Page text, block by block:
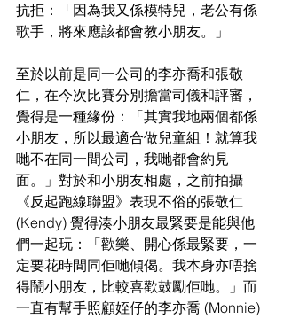
抗拒：「因為我又係模特兒，老公有係
歌手，將來應該都會教小朋友。」
至於以前是同一公司的李亦喬和張敬
仁，在今次比賽分別擔當司儀和評審，
覺得是一種緣份：「其實我地兩個都係
小朋友，所以最適合做兒童組！就算我
哋不在同一間公司，我哋都會約見
面。」對於和小朋友相處，之前拍攝
《反起跑線聯盟》表現不俗的張敬仁
(Kendy) 覺得湊小朋友最緊要是能與他
們一起玩：「歡樂、開心係最緊要，一
定要花時間同佢哋傾偈。我本身亦唔捨
得鬧小朋友，比較喜歡鼓勵佢哋。」而
一直有幫手照顧姪仔的李亦喬 (Monnie)